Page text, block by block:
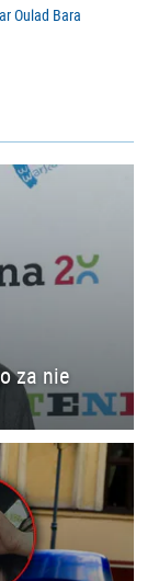
Oulad Bara
za nie